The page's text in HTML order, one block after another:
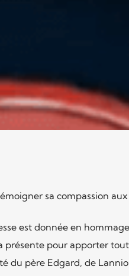
sa compassion
est donnée en
pour apporter
du père Edgard, de